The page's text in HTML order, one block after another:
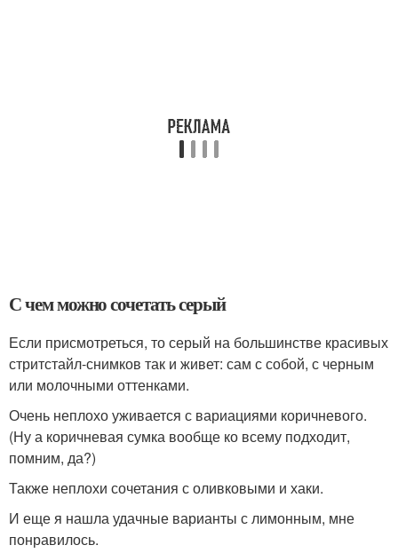
С чем можно сочетать серый
Если присмотреться, то серый на большинстве красивых
стритстайл-снимков так и живет: сам с собой, с черным
или молочными оттенками.
Очень неплохо уживается с вариациями коричневого.
(Ну а коричневая сумка вообще ко всему подходит,
помним, да?)
Также неплохи сочетания с оливковыми и хаки.
И еще я нашла удачные варианты с лимонным, мне
понравилось.